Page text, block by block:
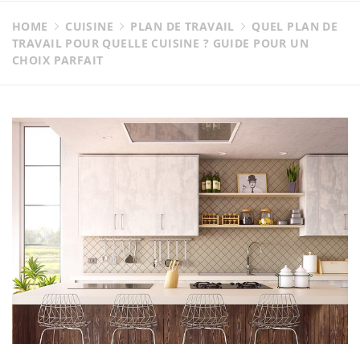
HOME CUISINE PLAN DE TRAVAIL
QUEL PLAN DE
TRAVAIL POUR QUELLE CUISINE ? GUIDE POUR UN
CHOIX PARFAIT